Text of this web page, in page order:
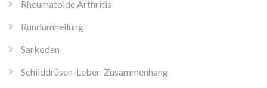
Rheumatoide Arthritis
Rundumheilung
Sarkoden
Schilddrüsen-Leber-Zusammenhang